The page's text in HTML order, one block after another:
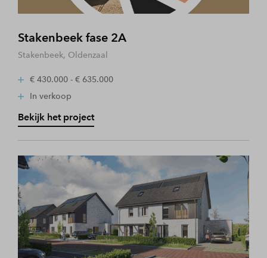
Stakenbeek fase 2A
Stakenbeek, Oldenzaal
€ 430.000 - € 635.000
In verkoop
Bekijk het project